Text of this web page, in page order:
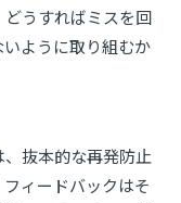
うすればミスを回
ように取り組むか
抜本的な再発防止
ィードバックはそ